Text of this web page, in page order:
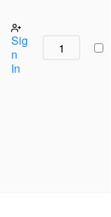
Sig
n
In